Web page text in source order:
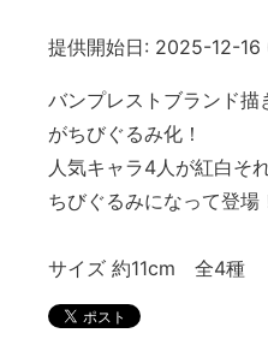
提供開始日: 2025-12-
バンプレストブランド描
がちびぐるみ化！
人気キャラ4人が紅白そ
ちびぐるみになって登場
サイズ 約11cm 全4種